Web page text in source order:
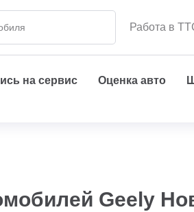
Работа в
на сервис Оценка авто
Geely